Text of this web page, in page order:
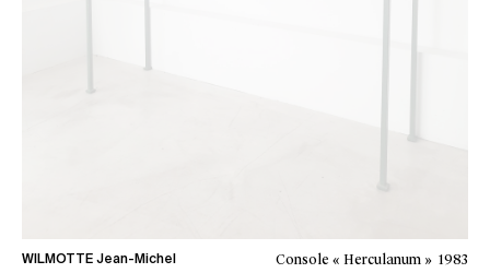
WILMOTTE Jean-Michel Console « Herculanum » 1983